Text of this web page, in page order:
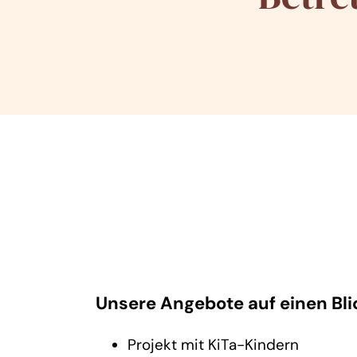
Unsere Angebote auf einen
Projekt mit KiTa-Kindern